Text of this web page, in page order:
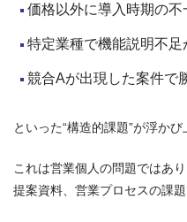
価格以外に導入時期の不
特定業種で機能説明不足
競合Aが出現した案件で
といった“構造的課題”が浮かび
これは営業個人の問題ではあ
提案資料、営業プロセスの課題